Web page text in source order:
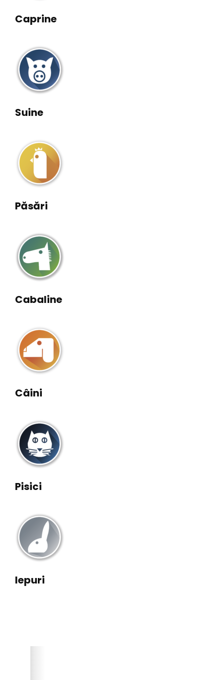
Caprine
Suine
Păsări
Cabaline
Câini
Pisici
Iepuri